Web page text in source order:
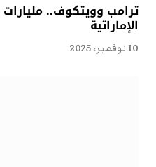
ترامب وويتكوف..
الإماراتية
10 نوفمبر، 2025